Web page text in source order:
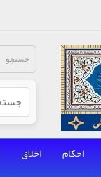
احکام اخلاق